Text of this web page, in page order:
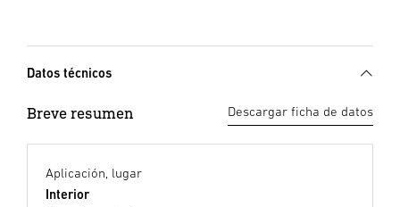
Datos técnicos
Breve resumen Descargar ficha de datos
Aplicación, lugar
Interior